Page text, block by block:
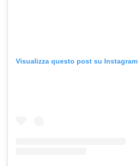
Visualizza questo post su Instagram